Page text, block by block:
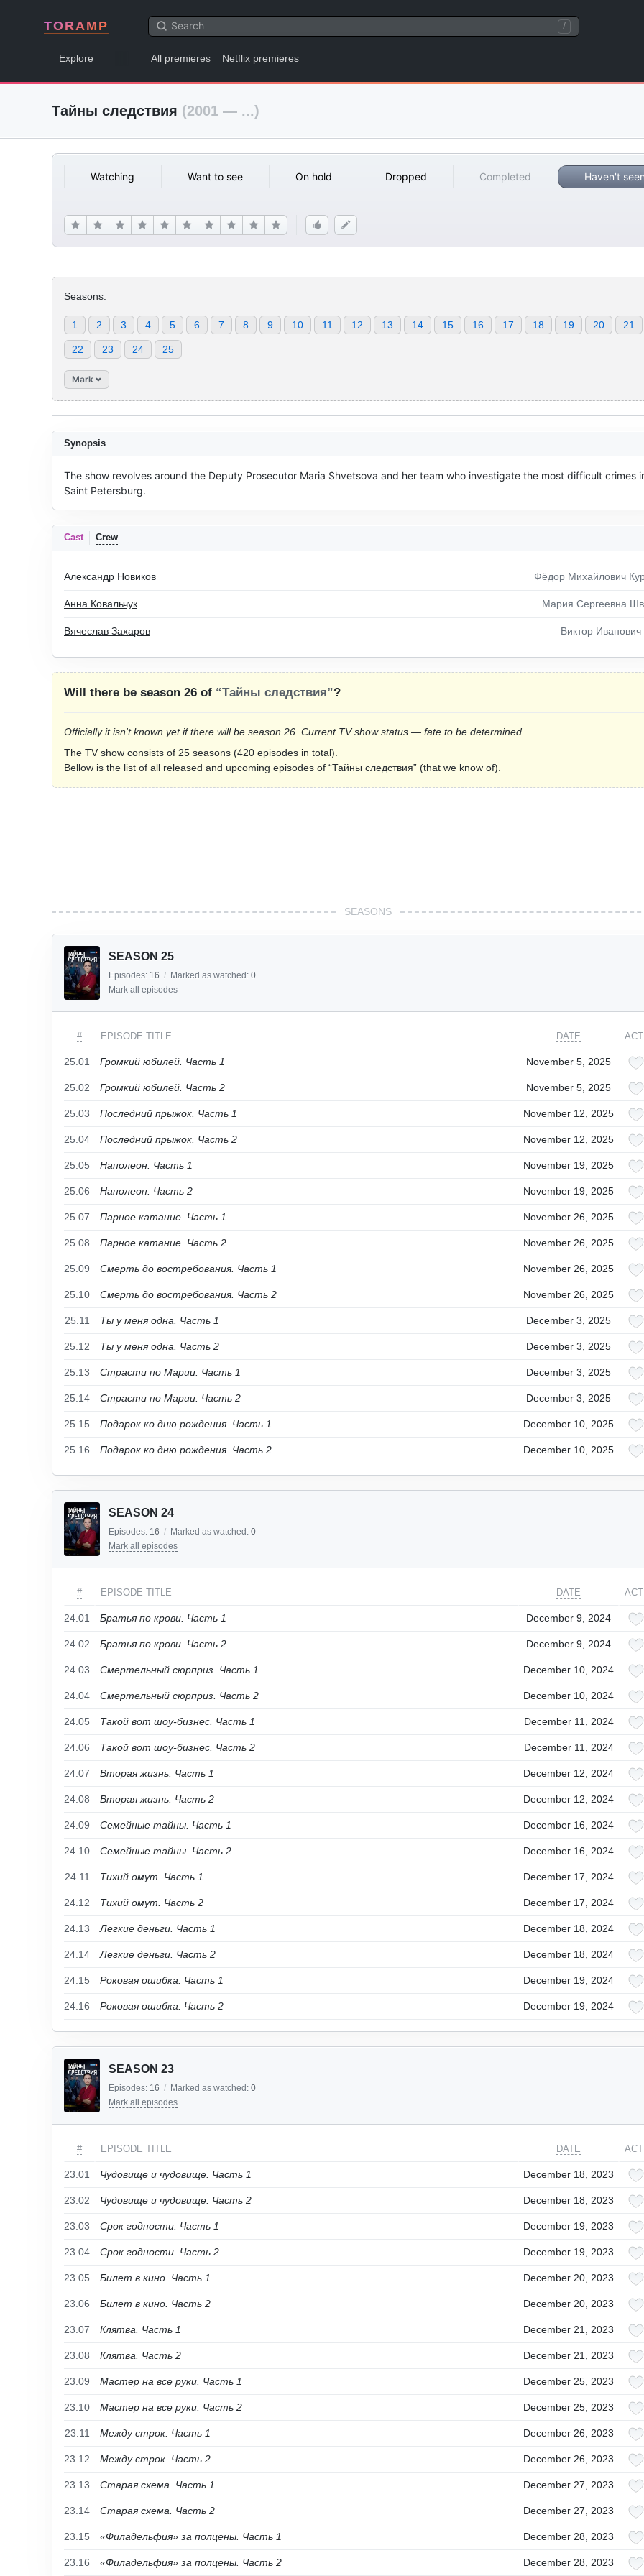
TORAMP /
Explore All premieres Netflix premieres
Тайны следствия (2001 — ...)
Watching Want to see On hold Dropped Completed Haven't
Seasons:
1 2 3 4 5 6 7 8 9 10 11 12 13 14 15 16 17 18 19 20 21
22 23 24 25
Mark
Synopsis
The show revolves around the Deputy Prosecutor Maria Shvetsova and her team who investigate the most difficult crimes
Saint Petersburg.
Cast Crew
Александр Новиков Фёдор Михайлович
Анна Ковальчук Мария Сергеевна
Вячеслав Захаров Виктор Иванович
Will there be season 26 of “Тайны следствия”?
Officially it isn't known yet if there will be season 26. Current TV show status — fate to be determined.
The TV show consists of 25 seasons (420 episodes in total).
Bellow is the list of all released and upcoming episodes of “Тайны следствия” (that we know of).
SEASONS
SEASON 25
Episodes: 16 / Marked as watched: 0
Mark all episodes
# EPISODE TITLE DATE
25.01 Громкий юбилей. Часть 1 November 5, 2025
25.02 Громкий юбилей. Часть 2 November 5, 2025
25.03 Последний прыжок. Часть 1 November 12, 2025
25.04 Последний прыжок. Часть 2 November 12, 2025
25.05 Наполеон. Часть 1 November 19, 2025
25.06 Наполеон. Часть 2 November 19, 2025
25.07 Парное катание. Часть 1 November 26, 2025
25.08 Парное катание. Часть 2 November 26, 2025
25.09 Смерть до востребования. Часть 1 November 26, 2025
25.10 Смерть до востребования. Часть 2 November 26, 2025
25.11 Ты у меня одна. Часть 1 December 3, 2025
25.12 Ты у меня одна. Часть 2 December 3, 2025
25.13 Страсти по Марии. Часть 1 December 3, 2025
25.14 Страсти по Марии. Часть 2 December 3, 2025
25.15 Подарок ко дню рождения. Часть 1 December 10, 2025
25.16 Подарок ко дню рождения. Часть 2 December 10, 2025
SEASON 24
Episodes: 16 / Marked as watched: 0
Mark all episodes
# EPISODE TITLE DATE
24.01 Братья по крови. Часть 1 December 9, 2024
24.02 Братья по крови. Часть 2 December 9, 2024
24.03 Смертельный сюрприз. Часть 1 December 10, 2024
24.04 Смертельный сюрприз. Часть 2 December 10, 2024
24.05 Такой вот шоу-бизнес. Часть 1 December 11, 2024
24.06 Такой вот шоу-бизнес. Часть 2 December 11, 2024
24.07 Вторая жизнь. Часть 1 December 12, 2024
24.08 Вторая жизнь. Часть 2 December 12, 2024
24.09 Семейные тайны. Часть 1 December 16, 2024
24.10 Семейные тайны. Часть 2 December 16, 2024
24.11 Тихий омут. Часть 1 December 17, 2024
24.12 Тихий омут. Часть 2 December 17, 2024
24.13 Легкие деньги. Часть 1 December 18, 2024
24.14 Легкие деньги. Часть 2 December 18, 2024
24.15 Роковая ошибка. Часть 1 December 19, 2024
24.16 Роковая ошибка. Часть 2 December 19, 2024
SEASON 23
Episodes: 16 / Marked as watched: 0
Mark all episodes
# EPISODE TITLE DATE
23.01 Чудовище и чудовище. Часть 1 December 18, 2023
23.02 Чудовище и чудовище. Часть 2 December 18, 2023
23.03 Срок годности. Часть 1 December 19, 2023
23.04 Срок годности. Часть 2 December 19, 2023
23.05 Билет в кино. Часть 1 December 20, 2023
23.06 Билет в кино. Часть 2 December 20, 2023
23.07 Клятва. Часть 1 December 21, 2023
23.08 Клятва. Часть 2 December 21, 2023
23.09 Мастер на все руки. Часть 1 December 25, 2023
23.10 Мастер на все руки. Часть 2 December 25, 2023
23.11 Между строк. Часть 1 December 26, 2023
23.12 Между строк. Часть 2 December 26, 2023
23.13 Старая схема. Часть 1 December 27, 2023
23.14 Старая схема. Часть 2 December 27, 2023
23.15 «Филадельфия» за полцены. Часть 1 December 28, 2023
23.16 «Филадельфия» за полцены. Часть 2 December 28, 2023